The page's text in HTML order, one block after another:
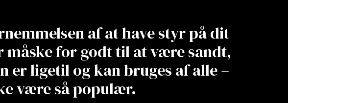
af at have styr på dit
måske for godt til at være sandt,
er ligetil og kan bruges af alle –
være så populær.